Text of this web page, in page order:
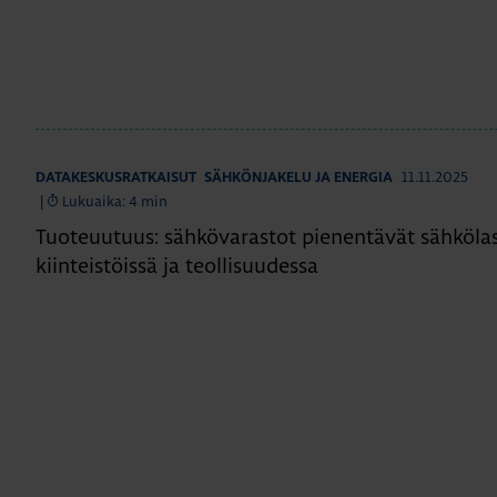
DATAKESKUSRATKAISUT SÄHKÖNJAKELU JA ENERGIA
11.11.2025
|
Lukuaika: 4 min
Tuoteuutuus: sähkövarastot pienentävät
kiinteistöissä ja teollisuudessa